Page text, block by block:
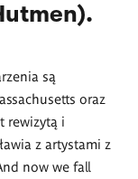
są
oraz
rewizytą i
z artystami z
now we fall